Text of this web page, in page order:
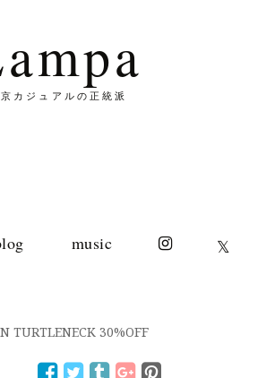
カジュアルの正統派
music 𝕏
TURTLENECK 30%OFF